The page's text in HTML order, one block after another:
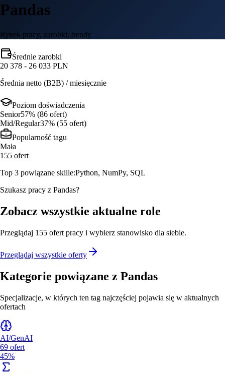
Pandas
Rynek pracy, zarobki, trendy
Średnie zarobki
20 378 - 26 033 PLN
Średnia netto (B2B) / miesięcznie
Poziom doświadczenia
Senior57% (86 ofert)
Mid/Regular37% (55 ofert)
Popularność tagu
Mała
155 ofert
Top 3 powiązane skille:Python, NumPy, SQL
Szukasz pracy z Pandas?
Zobacz wszystkie aktualne role
Przeglądaj 155 ofert pracy i wybierz stanowisko dla siebie.
Przeglądaj wszystkie oferty
Kategorie powiązane z Pandas
Specjalizacje, w których ten tag najczęściej pojawia się w aktualnych
ofertach
AI/GenAI
69 ofert
45%